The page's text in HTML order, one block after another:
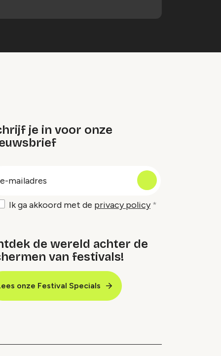
je in voor onze
Ik ga akkoord met de privacy policy
de wereld achter de
van festivals!
onze Festival Specials